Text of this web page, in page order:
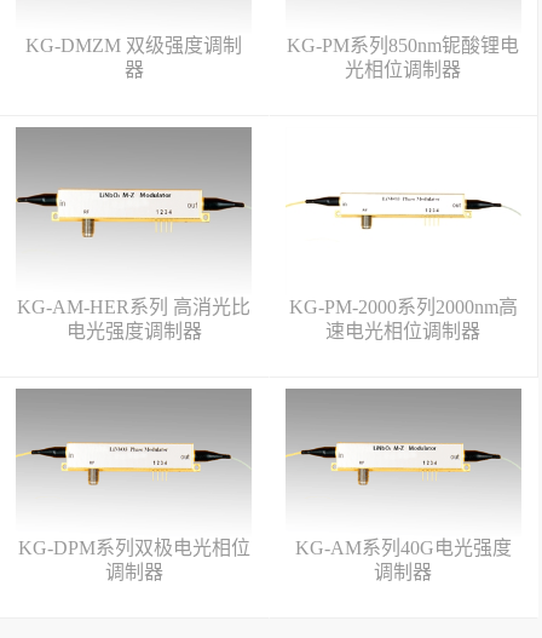
KG-DMZM 双级强度调制
器
KG-PM系列850nm铌酸锂电
光相位调制器
KG-AM-HER系列 高消光比
电光强度调制器
KG-PM-2000系列2000nm高
速电光相位调制器
KG-DPM系列双极电光相位
调制器
KG-AM系列40G电光强度
调制器